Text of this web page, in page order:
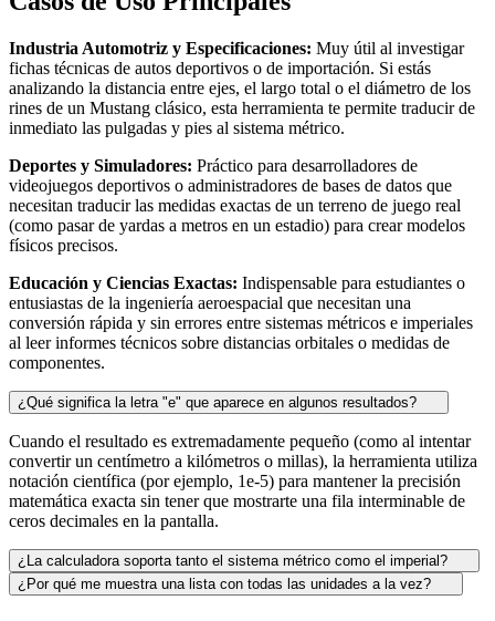
Industria Automotriz y Especificaciones: Muy útil al investigar
fichas técnicas de autos deportivos o de importación. Si estás
analizando la distancia entre ejes, el largo total o el diámetro de los
rines de un Mustang clásico, esta herramienta te permite traducir de
inmediato las pulgadas y pies al sistema métrico.
Deportes y Simuladores: Práctico para desarrolladores de
videojuegos deportivos o administradores de bases de datos que
necesitan traducir las medidas exactas de un terreno de juego real
(como pasar de yardas a metros en un estadio) para crear modelos
físicos precisos.
Educación y Ciencias Exactas: Indispensable para estudiantes o
entusiastas de la ingeniería aeroespacial que necesitan una
conversión rápida y sin errores entre sistemas métricos e imperiales
al leer informes técnicos sobre distancias orbitales o medidas de
componentes.
¿Qué significa la letra "e" que aparece en algunos resultados?
Cuando el resultado es extremadamente pequeño (como al intentar
convertir un centímetro a kilómetros o millas), la herramienta utiliza
notación científica (por ejemplo, 1e-5) para mantener la precisión
matemática exacta sin tener que mostrarte una fila interminable de
ceros decimales en la pantalla.
¿La calculadora soporta tanto el sistema métrico como el imperial?
¿Por qué me muestra una lista con todas las unidades a la vez?